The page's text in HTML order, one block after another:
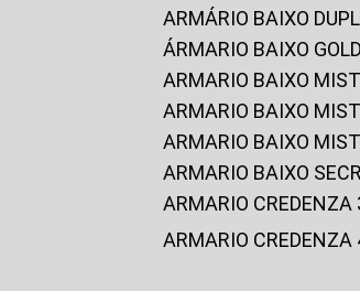
ARMÁRIO BAIXO
ÁRMARIO BAIXO
ARMARIO BAIXO
ARMARIO BAIXO
ARMARIO BAIXO
ARMARIO BAIXO
ARMARIO
ARMARIO